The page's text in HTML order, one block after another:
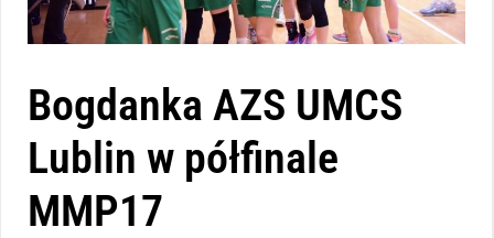
Bogdanka AZS UMCS
Lublin w półfinale
MMP17